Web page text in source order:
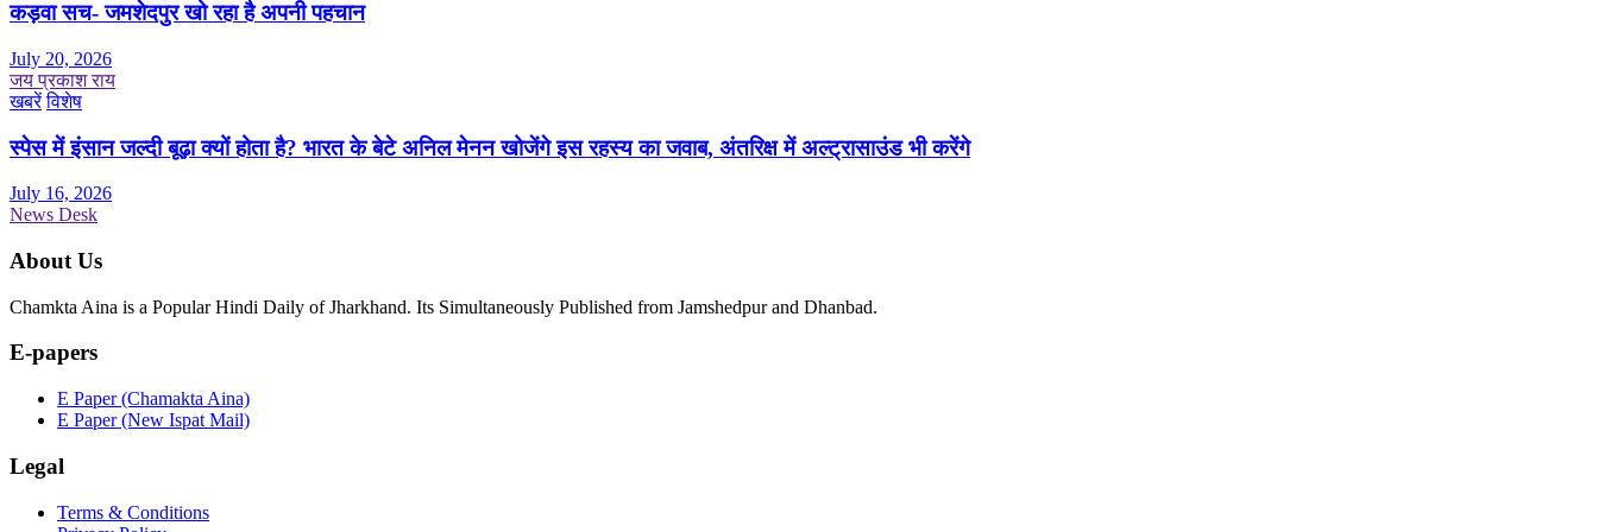
कड़वा सच- जमशेदपुर खो रहा है अपनी पहचान
July 20, 2026
जय प्रकाश राय
खबरें विशेष
स्पेस में इंसान जल्दी बूढ़ा क्यों होता है? भारत के बेटे अनिल मेनन खोजेंगे इस रहस्य का जवाब, अंतरिक्ष में अल्ट्रासाउंड भी करेंगे
July 16, 2026
News Desk
About Us
Chamkta Aina is a Popular Hindi Daily of Jharkhand. Its Simultaneously Published from Jamshedpur and Dhanbad.
E-papers
E Paper (Chamakta Aina)
E Paper (New Ispat Mail)
Legal
Terms & Conditions